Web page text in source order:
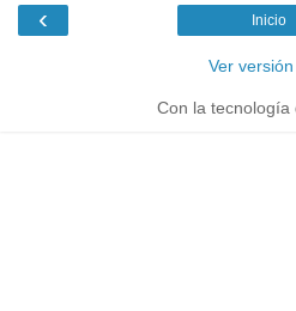
‹ Inicio
Ver
Con la tecnología